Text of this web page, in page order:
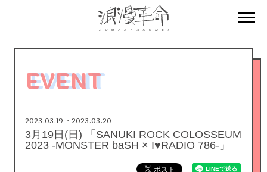
EVENT
2023.03.19 ~ 2023.03.20
3月19日(日) 「SANUKI ROCK COLOSSEUM
2023 -MONSTER baSH × I♥RADIO 786-」